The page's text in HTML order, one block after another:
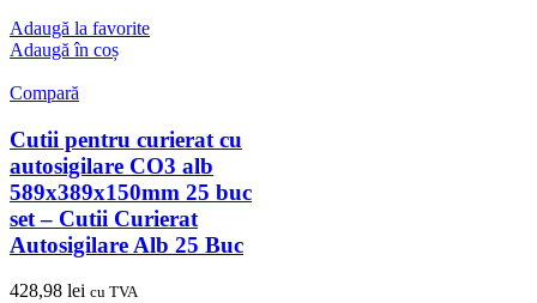
Adaugă la favorite
Adaugă în coș
Compară
Cutii pentru curierat cu
autosigilare CO3 alb
589x389x150mm 25 buc
set – Cutii Curierat
Autosigilare Alb 25 Buc
428,98 lei cu TVA